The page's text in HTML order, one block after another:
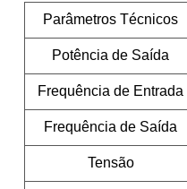
Parâmetros Técnicos
Potência de Saída
Frequência de Entrada
Frequência de Saída
Tensão